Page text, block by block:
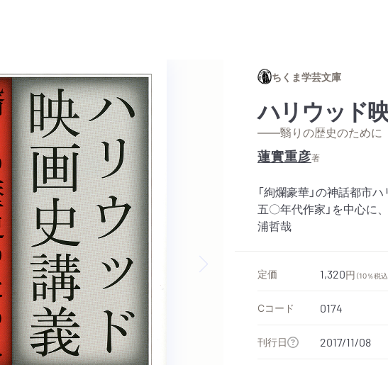
ちくま学芸文庫
ハリウッド
——翳りの歴史のために
蓮實重彦著
「絢爛豪華」の神話都市
五〇年代作家」を中心
浦哲哉
定価 1,320円 （10％税込
Cコード 0174
刊行日 2017/11/08